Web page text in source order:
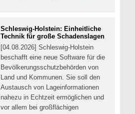
Schleswig-Holstein: Einheitliche
Technik für große Schadenslagen
[04.08.2026] Schleswig-Holstein
beschafft eine neue Software für die
Bevölkerungsschutzbehörden von
Land und Kommunen. Sie soll den
Austausch von Lageinformationen
nahezu in Echtzeit ermöglichen und
vor allem bei großflächigen